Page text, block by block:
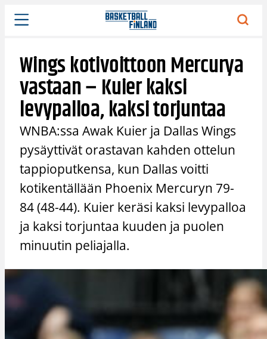
Siirry
sisältöön
Wings kotivoittoon Mercurya
vastaan – Kuier kaksi
levypalloa, kaksi torjuntaa
WNBA:ssa Awak Kuier ja Dallas Wings
pysäyttivät orastavan kahden ottelun
tappioputkensa, kun Dallas voitti
kotikentällään Phoenix Mercuryn 79-
84 (48-44). Kuier keräsi kaksi levypalloa
ja kaksi torjuntaa kuuden ja puolen
minuutin peliajalla.